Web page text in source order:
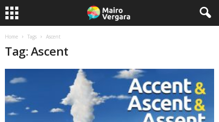
Home Tags Ascent
Tag: Ascent